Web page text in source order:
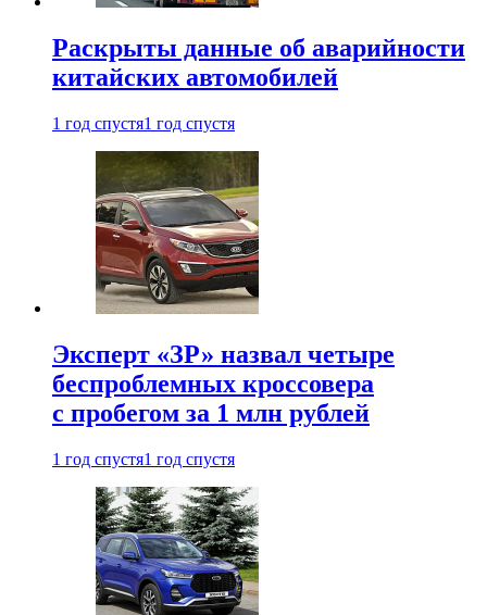
Раскрыты данные об аварийности
китайских автомобилей
1 год спустя1 год спустя
Эксперт «ЗР» назвал четыре
беспроблемных кроссовера
с пробегом за 1 млн рублей
1 год спустя1 год спустя